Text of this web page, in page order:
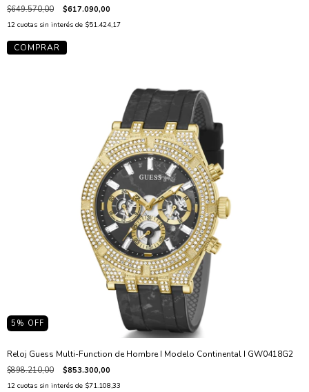
$649.570,00 $617.090,00
12 cuotas sin interés de $51.424,17
5 % OFF
Reloj Guess Multi-Function de Hombre I Modelo Continental I GW0418G2
$898.210,00 $853.300,00
12 cuotas sin interés de $71.108,33